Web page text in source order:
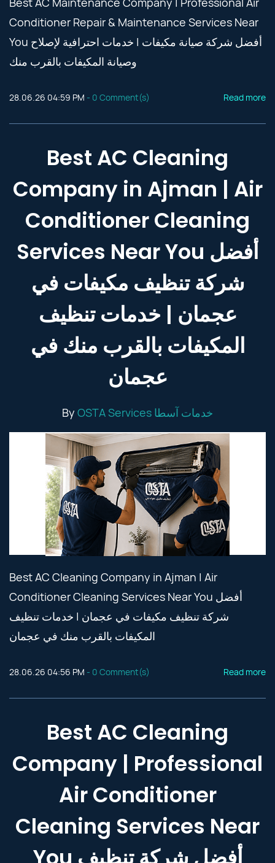
Conditioner Repair & Maintenance Services Near
You أفضل شركة صيانة مكيفات | خدمات احترافية لإصلاح
وصيانة المكيفات بالقرب منك
28.06.26 04:59 PM - 0 Comment(s) Read more
Best AC Cleaning
Company in Ajman | Air
Conditioner Cleaning
Services Near You أفضل
شركة تنظيف مكيفات في
عجمان | خدمات تنظيف
المكيفات بالقرب منك في
عجمان
By OSTA Services خدمات آسطا
Best AC Cleaning Company in Ajman | Air
Conditioner Cleaning Services Near You أفضل
شركة تنظيف مكيفات في عجمان | خدمات تنظيف
المكيفات بالقرب منك في عجمان
28.06.26 04:56 PM - 0 Comment(s) Read more
Best AC Cleaning
Company | Professional
Air Conditioner
Cleaning Services Near